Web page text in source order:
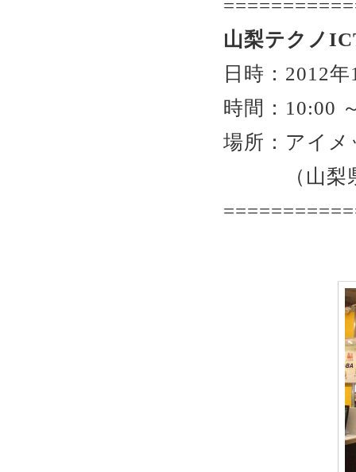
山梨テクノ
日時：2012
時間：10:00
場所：アイメ
（山梨県